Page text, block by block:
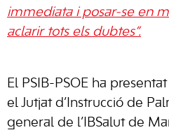
immediata i posar-se en
aclarir tots els dubtes”.
El PSIB-PSOE ha
el Jutjat d’Instrucció de
general de l’IBSalut de